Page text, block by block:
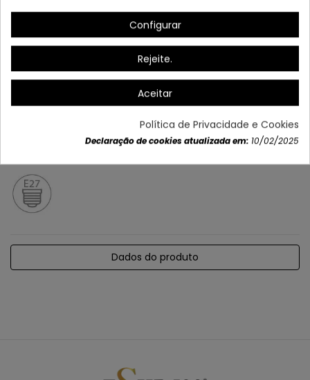
Dados do produto
Configurar
Rejeite.
Aceitar
Política de Privacidade e Cookies
Declaração de cookies atualizada em: 10/02/2025